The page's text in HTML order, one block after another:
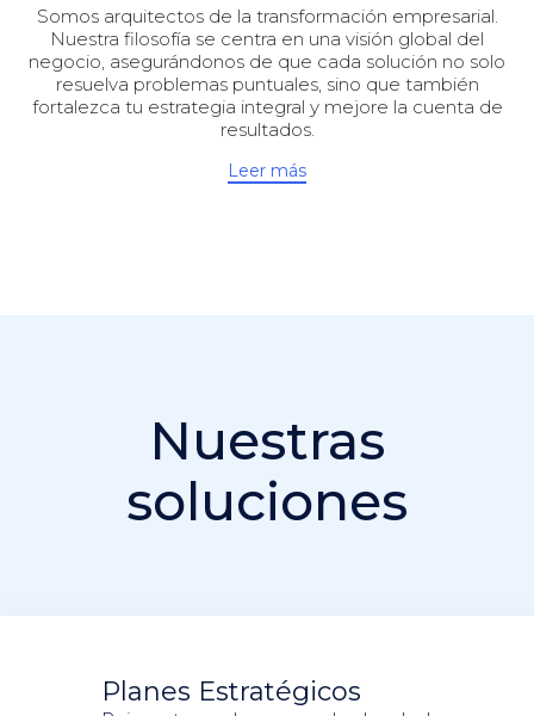
Somos arquitectos de la transformación empresarial.
Nuestra filosofía se centra en una visión global del
negocio, asegurándonos de que cada solución no solo
resuelva problemas puntuales, sino que también
fortalezca tu estrategia integral y mejore la cuenta de
resultados.
Leer más
Nuestras
soluciones
Planes Estratégicos